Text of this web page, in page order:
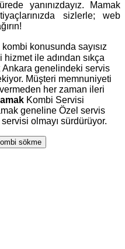
yanınızdayız. Mamak
sizlerle; web
konusunda sayısız
ile adından sıkça
Ankara genelindeki servis
Müşteri memnuniyeti
her zaman ileri
Kombi Servisi
geneline Özel servis
olmayı sürdürüyor.
sökme